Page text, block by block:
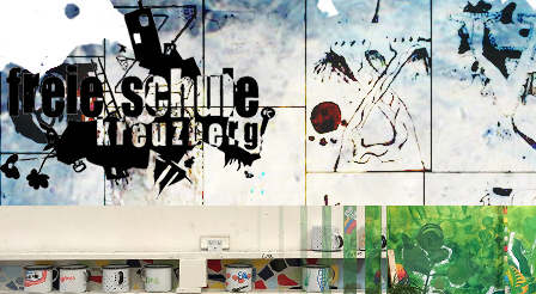
Zum
primären
Inhalt
springen
Zum
sekundären
Inhalt
springen
Freie Alternativschule in Berlin-Kreuzberg mit Konzept des
selbstbestimmten Lernens